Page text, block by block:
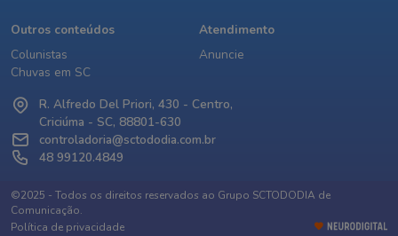
Outros conteúdos
Colunistas
Chuvas em SC
Atendimento
Anuncie
R. Alfredo Del Priori, 430 - Centro,
Criciúma - SC, 88801-630
controladoria@sctododia.com.br
48 99120.4849
©2025 - Todos os direitos reservados ao Grupo SCTODODIA de
Comunicação.
Política de privacidade